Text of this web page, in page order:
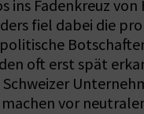
ins Fadenkreuz
fiel dabei die
oft erst spät
vor